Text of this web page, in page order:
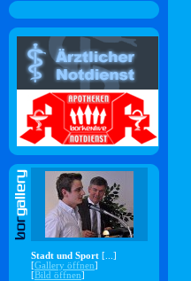
Stadt und Sport [...]
[Gallery öffnen]
[Bild öffnen]